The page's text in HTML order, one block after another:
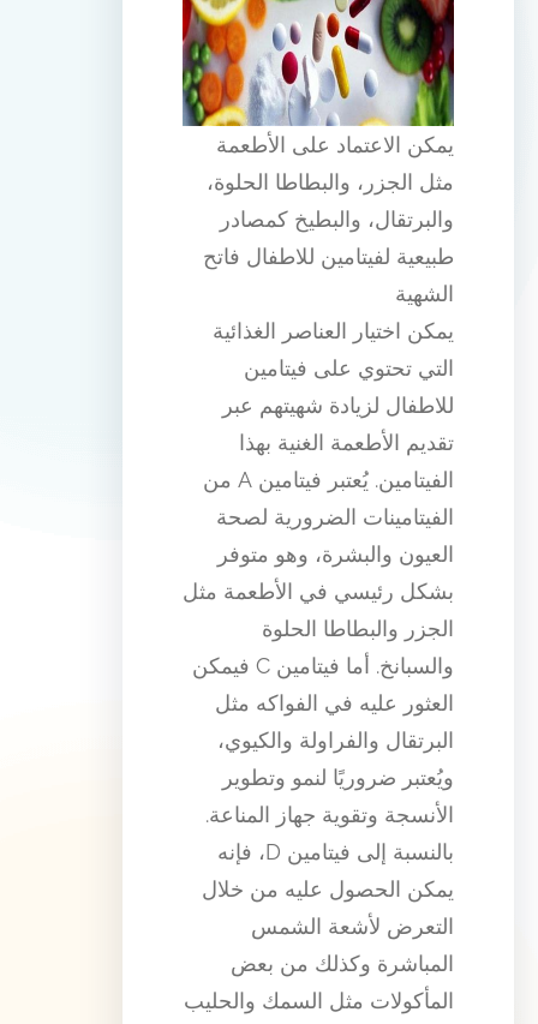
يمكن الاعتماد على الأطعمة
مثل الجزر، والبطاطا الحلوة،
والبرتقال، والبطيخ كمصادر
طبيعية لفيتامين للاطفال فاتح
الشهية
يمكن اختيار العناصر الغذائية
التي تحتوي على فيتامين
للاطفال لزيادة شهيتهم عبر
تقديم الأطعمة الغنية بهذا
الفيتامين. يُعتبر فيتامين A من
الفيتامينات الضرورية لصحة
العيون والبشرة، وهو متوفر
بشكل رئيسي في الأطعمة مثل
الجزر والبطاطا الحلوة
والسبانخ. أما فيتامين C فيمكن
العثور عليه في الفواكه مثل
البرتقال والفراولة والكيوي،
ويُعتبر ضروريًا لنمو وتطوير
الأنسجة وتقوية جهاز المناعة.
بالنسبة إلى فيتامين D، فإنه
يمكن الحصول عليه من خلال
التعرض لأشعة الشمس
المباشرة وكذلك من بعض
المأكولات مثل السمك والحليب